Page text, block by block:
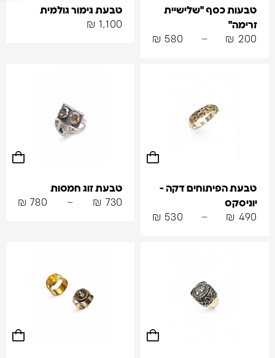
טבעות כסף "שלישיית
זרימה"
₪ 200
–
₪ 580
טבעת גימור גולמית
₪ 1,100
טבעת הפיתוחים דקה -
יוניסקס
₪ 490
–
₪ 530
טבעת זוג חמסות
₪
730
–
₪ 780